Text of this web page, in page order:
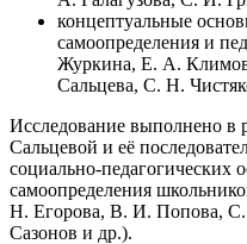
концептуальные
самоопределения и
Журкина, Е. А.
Сальцева, С. Н.
Исследование выполнено
Сальцевой и её
социально-педагогических
самоопределения
Н. Егорова, В. И. Попова,
Сазонов и др.).